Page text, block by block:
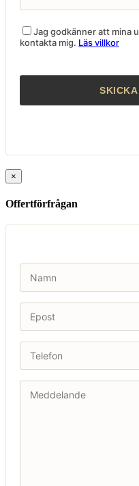
Jag godkänner att mina
kontakta mig. Läs villkor
×
Offertförfrågan